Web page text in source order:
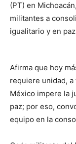
(PT) en
militantes a
igualitario y en
Afirma que hoy
requiere unidad,
México impere la
paz; por eso,
equipo en la